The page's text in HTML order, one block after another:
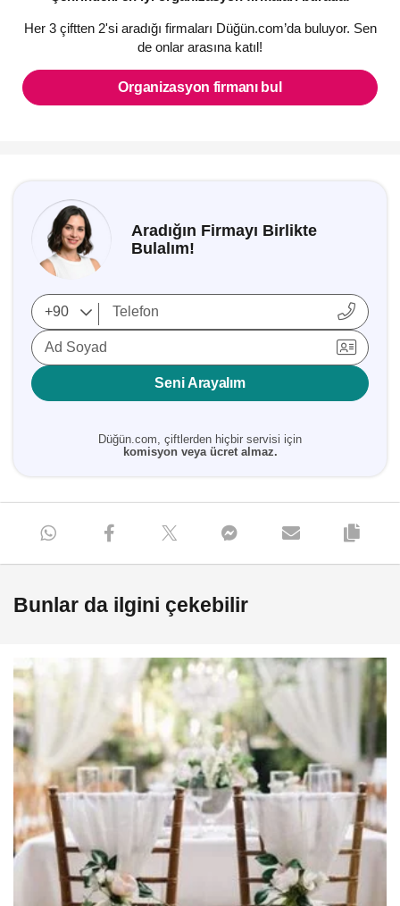
Her 3 çiftten 2'si aradığı firmaları Düğün.com’da buluyor. Sen
de onlar arasına katıl!
Organizasyon firmanı bul
Aradığın Firmayı Birlikte
Bulalım!
Ad Soyad
Seni Arayalım
Düğün.com, çiftlerden hiçbir servisi için
komisyon veya ücret almaz.
Bunlar da ilgini çekebilir